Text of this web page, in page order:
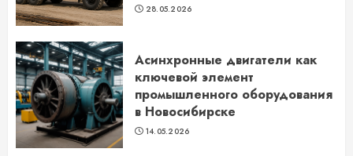
28.05.2026
Асинхронные двигатели как
ключевой элемент
промышленного оборудования
в Новосибирске
14.05.2026